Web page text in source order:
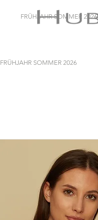
FRÜHJAHR SOMMER 2026
FRÜHJAHR SOMMER 2026